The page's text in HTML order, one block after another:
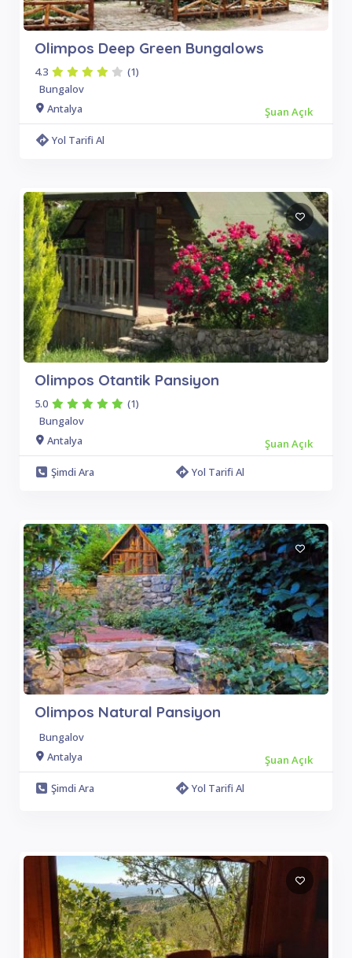
Olimpos Deep Green Bungalows
4.3
(1)
Bungalov
Antalya
Şuan Açık
Yol Tarifi Al
Olimpos Otantik Pansiyon
5.0
(1)
Bungalov
Antalya
Şuan Açık
Şimdi Ara
Yol Tarifi Al
Olimpos Natural Pansiyon
Bungalov
Antalya
Şuan Açık
Şimdi Ara
Yol Tarifi Al